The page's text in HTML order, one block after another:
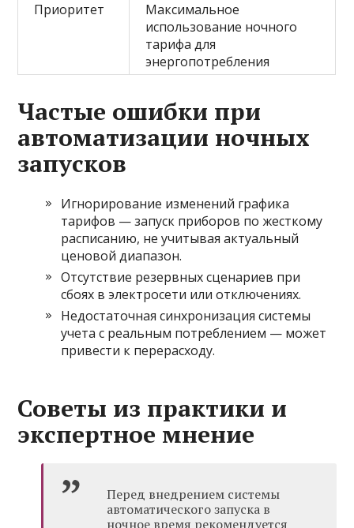
Приоритет
Максимальное
использование ночного
тарифа для
энергопотребления
Частые ошибки при
автоматизации ночных
запусков
Игнорирование изменений графика
тарифов — запуск приборов по жесткому
расписанию, не учитывая актуальный
ценовой диапазон.
Отсутствие резервных сценариев при
сбоях в электросети или отключениях.
Недостаточная синхронизация системы
учета с реальным потреблением — может
привести к перерасходу.
Советы из практики и
экспертное мнение
Перед внедрением системы
автоматического запуска в
ночное время рекомендуется